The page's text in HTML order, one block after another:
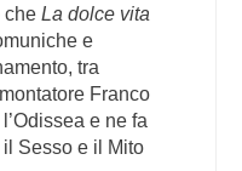
che La dolce vita
e
tra
Franco
e ne fa
Sesso e il Mito